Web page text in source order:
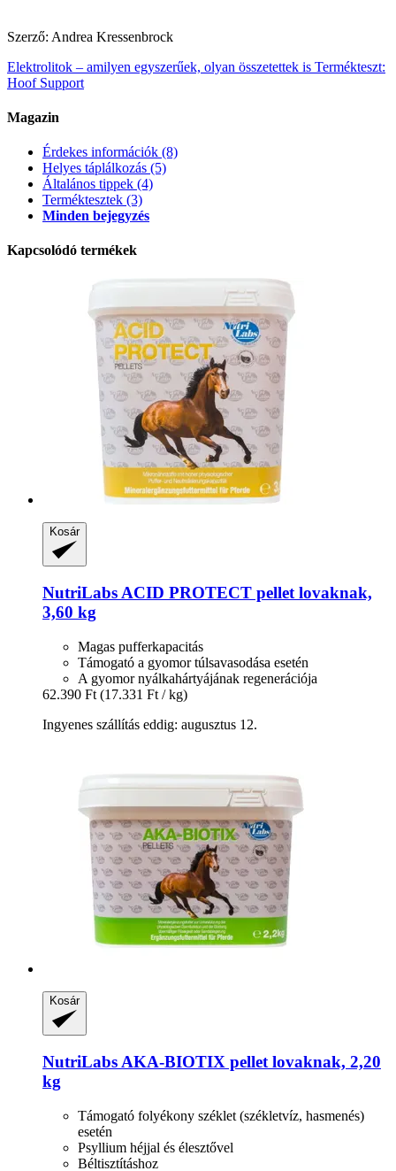
Szerző: Andrea Kressenbrock
Elektrolitok – amilyen egyszerűek, olyan összetettek is Termékteszt:
Hoof Support
Magazin
Érdekes információk (8)
Helyes táplálkozás (5)
Általános tippek (4)
Terméktesztek (3)
Minden bejegyzés
Kapcsolódó termékek
Kosár
NutriLabs ACID PROTECT pellet lovaknak,
3,60 kg
Magas pufferkapacitás
Támogató a gyomor túlsavasodása esetén
A gyomor nyálkahártyájának regenerációja
62.390 Ft (17.331 Ft / kg)
Ingyenes szállítás eddig: augusztus 12.
Kosár
NutriLabs AKA-​BIOTIX pellet lovaknak, 2,20
kg
Támogató folyékony széklet (székletvíz, hasmenés)
esetén
Psyllium héjjal és élesztővel
Béltisztításhoz